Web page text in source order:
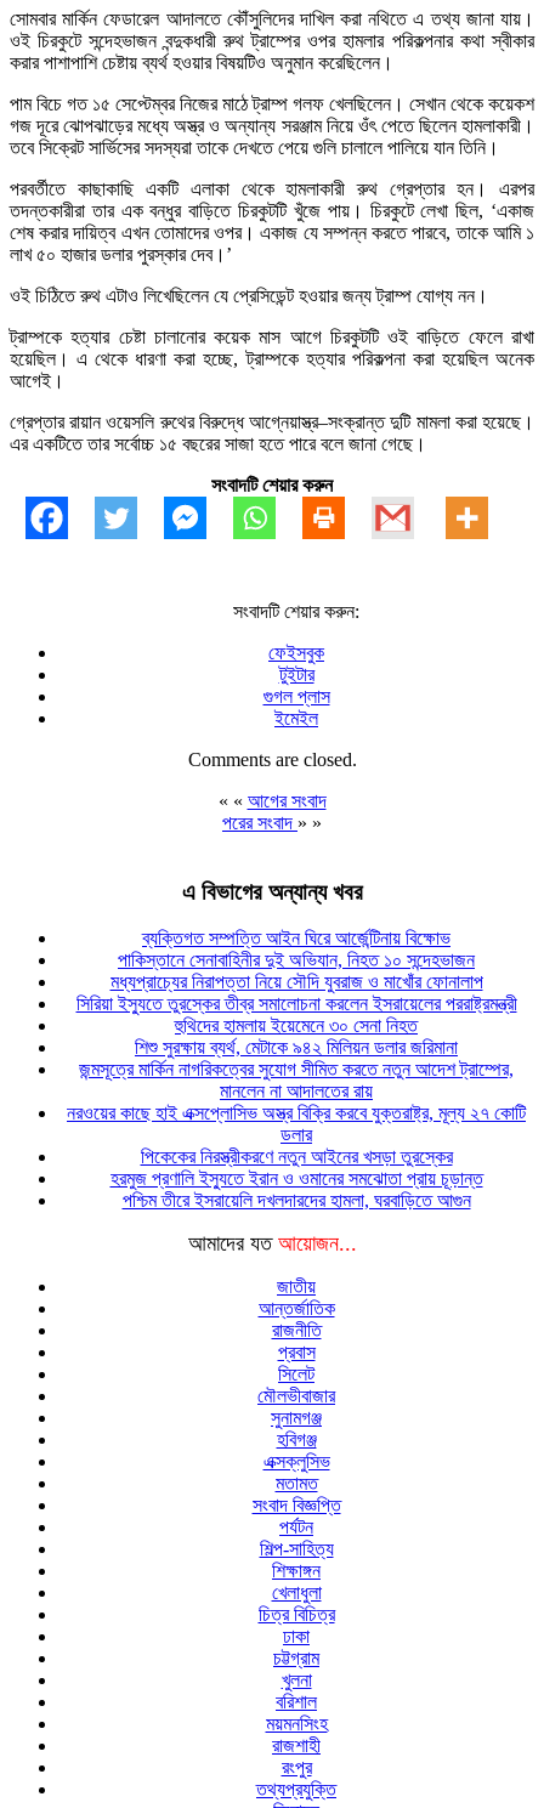
সোমবার মার্কিন ফেডারেল আদালতে কৌঁসুলিদের দাখিল করা নথিতে এ তথ্য জানা যায়।
ওই চিরকুটে সন্দেহভাজন বন্দুকধারী রুথ ট্রাম্পের ওপর হামলার পরিকল্পনার কথা স্বীকার
করার পাশাপাশি চেষ্টায় ব্যর্থ হওয়ার বিষয়টিও অনুমান করেছিলেন।
পাম বিচে গত ১৫ সেপ্টেম্বর নিজের মাঠে ট্রাম্প গলফ খেলছিলেন। সেখান থেকে কয়েকশ
গজ দূরে ঝোপঝাড়ের মধ্যে অস্ত্র ও অন্যান্য সরঞ্জাম নিয়ে ওঁৎ পেতে ছিলেন হামলাকারী।
তবে সিক্রেট সার্ভিসের সদস্যরা তাকে দেখতে পেয়ে গুলি চালালে পালিয়ে যান তিনি।
পরবর্তীতে কাছাকাছি একটি এলাকা থেকে হামলাকারী রুথ গ্রেপ্তার হন। এরপর
তদন্তকারীরা তার এক বন্ধুর বাড়িতে চিরকুটটি খুঁজে পায়। চিরকুটে লেখা ছিল, ‘একাজ
শেষ করার দায়িত্ব এখন তোমাদের ওপর। একাজ যে সম্পন্ন করতে পারবে, তাকে আমি ১
লাখ ৫০ হাজার ডলার পুরস্কার দেব।’
ওই চিঠিতে রুথ এটাও লিখেছিলেন যে প্রেসিডেন্ট হওয়ার জন্য ট্রাম্প যোগ্য নন।
ট্রাম্পকে হত্যার চেষ্টা চালানোর কয়েক মাস আগে চিরকুটটি ওই বাড়িতে ফেলে রাখা
হয়েছিল। এ থেকে ধারণা করা হচ্ছে, ট্রাম্পকে হত্যার পরিকল্পনা করা হয়েছিল অনেক
আগেই।
গ্রেপ্তার রায়ান ওয়েসলি রুথের বিরুদ্ধে আগ্নেয়াস্ত্র–সংক্রান্ত দুটি মামলা করা হয়েছে।
এর একটিতে তার সর্বোচ্চ ১৫ বছরের সাজা হতে পারে বলে জানা গেছে।
সংবাদটি শেয়ার করুন
সংবাদটি শেয়ার করুন:
ফেইসবুক
টুইটার
গুগল প্লাস
ইমেইল
Comments are closed.
« « আগের সংবাদ
পরের সংবাদ » »
এ বিভাগের অন্যান্য খবর
ব্যক্তিগত সম্পত্তি আইন ঘিরে আর্জেন্টিনায় বিক্ষোভ
পাকিস্তানে সেনাবাহিনীর দুই অভিযান, নিহত ১০ সন্দেহভাজন
মধ্যপ্রাচ্যের নিরাপত্তা নিয়ে সৌদি যুবরাজ ও মাখোঁর ফোনালাপ
সিরিয়া ইস্যুতে তুরস্কের তীব্র সমালোচনা করলেন ইসরায়েলের পররাষ্ট্রমন্ত্রী
হুথিদের হামলায় ইয়েমেনে ৩০ সেনা নিহত
শিশু সুরক্ষায় ব্যর্থ, মেটাকে ৯৪২ মিলিয়ন ডলার জরিমানা
জন্মসূত্রে মার্কিন নাগরিকত্বের সুযোগ সীমিত করতে নতুন আদেশ ট্রাম্পের,
মানলেন না আদালতের রায়
নরওয়ের কাছে হাই এক্সপ্লোসিভ অস্ত্র বিক্রি করবে যুক্তরাষ্ট্র, মূল্য ২৭ কোটি
ডলার
পিকেকের নিরস্ত্রীকরণে নতুন আইনের খসড়া তুরস্কের
হরমুজ প্রণালি ইস্যুতে ইরান ও ওমানের সমঝোতা প্রায় চূড়ান্ত
পশ্চিম তীরে ইসরায়েলি দখলদারদের হামলা, ঘরবাড়িতে আগুন
আমাদের যত আয়োজন...
জাতীয়
আন্তর্জাতিক
রাজনীতি
প্রবাস
সিলেট
মৌলভীবাজার
সুনামগঞ্জ
হবিগঞ্জ
এক্সক্লুসিভ
মতামত
সংবাদ বিজ্ঞপ্তি
পর্যটন
শিল্প-সাহিত্য
শিক্ষাঙ্গন
খেলাধুলা
চিত্র বিচিত্র
ঢাকা
চট্টগ্রাম
খুলনা
বরিশাল
ময়মনসিংহ
রাজশাহী
রংপুর
তথ্যপ্রযুক্তি